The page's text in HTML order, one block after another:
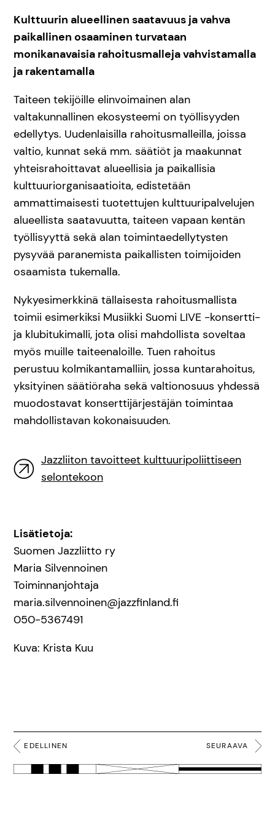
Kulttuurin alueellinen saatavuus ja vahva
paikallinen osaaminen turvataan
monikanavaisia rahoitusmalleja vahvistamalla
ja rakentamalla
Taiteen tekijöille elinvoimainen alan
valtakunnallinen ekosysteemi on työllisyyden
edellytys. Uudenlaisilla rahoitusmalleilla, joissa
valtio, kunnat sekä mm. säätiöt ja maakunnat
yhteisrahoittavat alueellisia ja paikallisia
kulttuuriorganisaatioita, edistetään
ammattimaisesti tuotettujen kulttuuripalvelujen
alueellista saatavuutta, taiteen vapaan kentän
työllisyyttä sekä alan toimintaedellytysten
pysyvää paranemista paikallisten toimijoiden
osaamista tukemalla.
Nykyesimerkkinä tällaisesta rahoitusmallista
toimii esimerkiksi Musiikki Suomi LIVE -konsertti-
ja klubitukimalli, jota olisi mahdollista soveltaa
myös muille taiteenaloille. Tuen rahoitus
perustuu kolmikantamalliin, jossa kuntarahoitus,
yksityinen säätiöraha sekä valtionosuus yhdessä
muodostavat konserttijärjestäjän toimintaa
mahdollistavan kokonaisuuden.
Jazzliiton tavoitteet kulttuuripoliittiseen
selontekoon
Lisätietoja:
Suomen Jazzliitto ry
Maria Silvennoinen
Toiminnanjohtaja
maria.silvennoinen@jazzfinland.fi
050-5367491
Kuva: Krista Kuu
EDELLINEN SEURAAVA